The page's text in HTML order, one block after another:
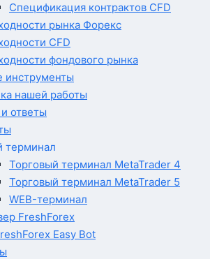
Спецификация контрактов CFD
рынка Форекс
CFD
фондового рынка
инструменты
нашей работы
ответы
терминал
Торговый терминал MetaTrader 4
Торговый терминал MetaTrader 5
WEB-терминал
FreshForex
Easy Bot